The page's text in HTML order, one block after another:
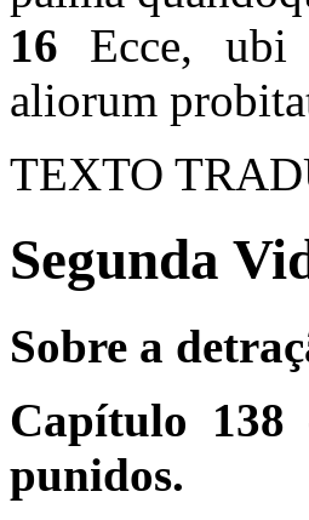
16 Ecce, ubi
aliorum
TEXTO
Segunda
Sobre a
Capítulo 138
punidos.